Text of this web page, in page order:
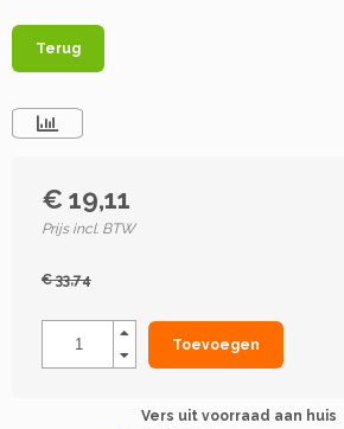
Terug
€ 19,11
Prijs incl. BTW
€ 33,74
Toevoegen
Vers uit voorraad aan huis